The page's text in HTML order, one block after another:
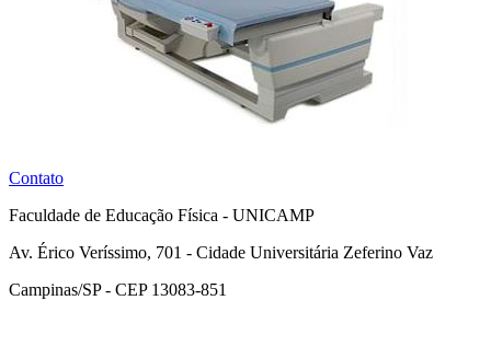
Contato
Faculdade de Educação Física - UNICAMP
Av. Érico Veríssimo, 701 - Cidade Universitária Zeferino Vaz
Campinas/SP - CEP 13083-851